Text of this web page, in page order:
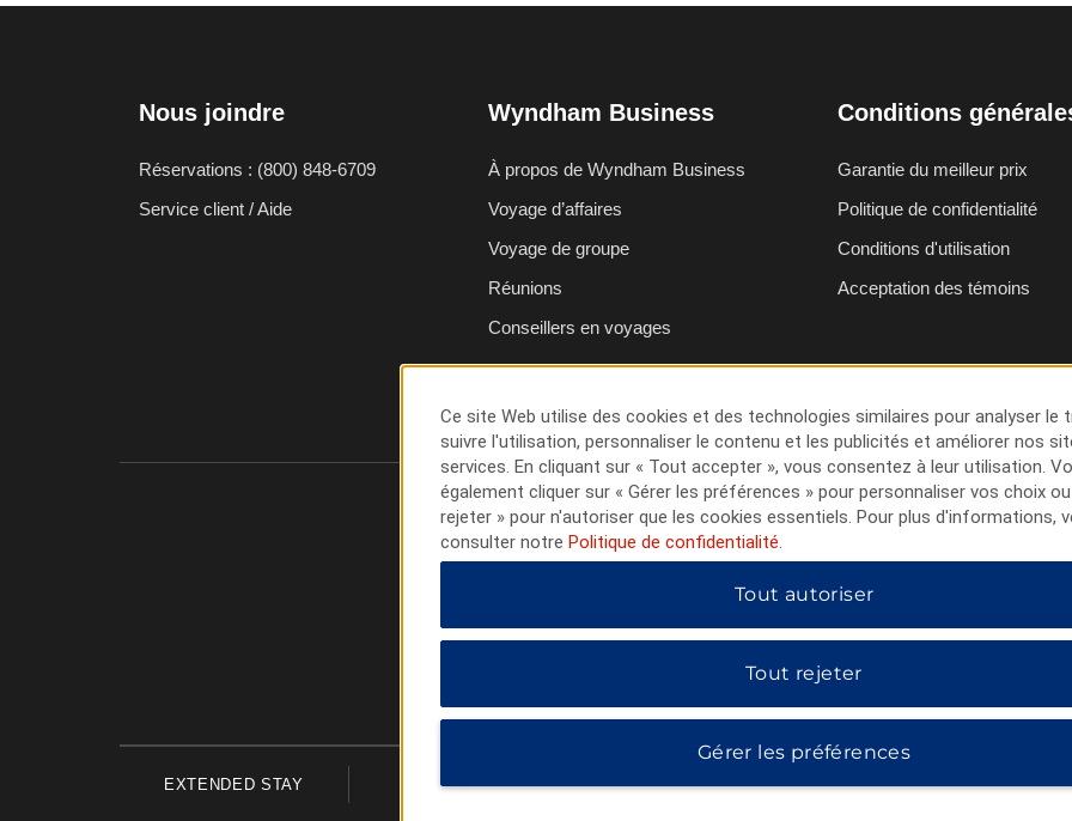
Nous joindre
Réservations : (800) 848-6709
Service client / Aide
Wyndham Business
À propos de Wyndham Business
Voyage d’affaires
Voyage de groupe
Réunions
Conseillers en voyages
Conditions
Garantie du meilleur prix
Politique de confidentialité
Conditions d'utilisation
Acceptation des témoins
EXTENDED STAY ECONOMY MIDSCALE LIFESTYLE
Ce site Web utilise des cookies et des technologies similaires pour analyser le
suivre l'utilisation, personnaliser le contenu et les publicités et améliorer nos
services. En cliquant sur « Tout accepter », vous consentez à leur utilisation.
également cliquer sur « Gérer les préférences » pour personnaliser vos choix
rejeter » pour n'autoriser que les cookies essentiels. Pour plus d'informations,
consulter notre Politique de confidentialité.
Tout autoriser
Tout rejeter
Gérer les préférences